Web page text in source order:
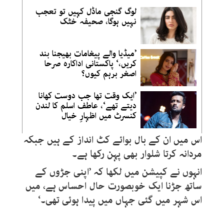
لوگ گنجی ماڈل کہیں تو تعجب
نہیں ہوگا، صحیفہ خٹک
’میڈیا والے پیغامات بھیجنا بند
کریں،‘ پاکستانی اداکارہ صرحا
اصغر برہم کیوں؟
’ایک وقت تھا جب دوست کھانا
دیتے تھے‘، عاطف اسلم کا لندن
کنسرٹ میں اظہارِ خیال
اس میں ان کے بال بوائے کٹ انداز کے ہیں جبکہ
مردانہ کرتا شلوار بھی پہن رکھا ہے۔
انہوں نے کپیشن میں لکھا کہ ’اپنی جڑوں کے
ساتھ جڑنا ایک خوبصورت حال احساس ہے، میں
اس شہر میں گئی جہاں میں پیدا ہوئی تھی۔‘